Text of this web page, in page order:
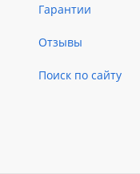
Гарантии
Отзывы
Поиск по сайту